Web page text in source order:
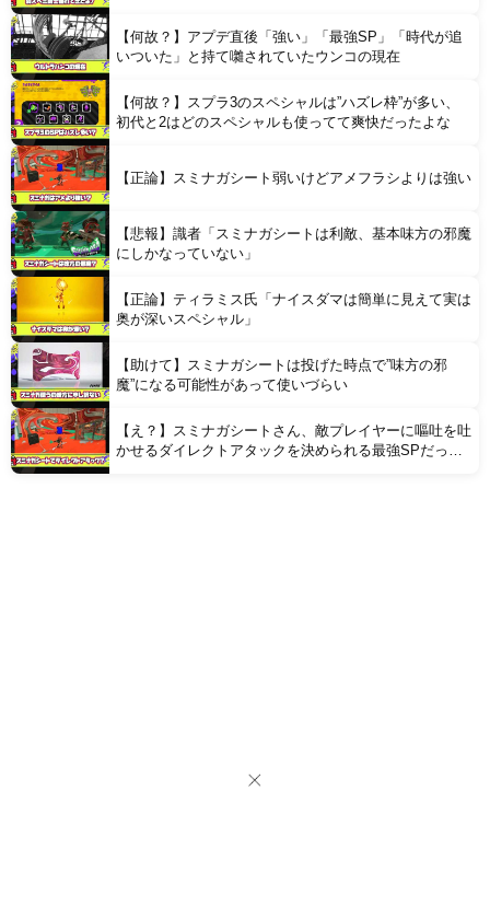
【何故？】アプデ直後「強い」「最強SP」「時代が追
いついた」と持て囃されていたウンコの現在
【何故？】スプラ3のスペシャルは”ハズレ枠”が多い、
初代と2はどのスペシャルも使ってて爽快だったよな
【正論】スミナガシート弱いけどアメフラシよりは強い
【悲報】識者「スミナガシートは利敵、基本味方の邪魔
にしかなっていない」
【正論】ティラミス氏「ナイスダマは簡単に見えて実は
奥が深いスペシャル」
【助けて】スミナガシートは投げた時点で”味方の邪
魔”になる可能性があって使いづらい
【え？】スミナガシートさん、敵プレイヤーに嘔吐を吐
かせるダイレクトアタックを決められる最強SPだった